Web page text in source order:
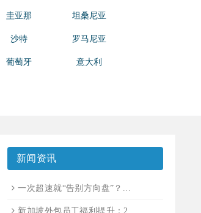
圭亚那 坦桑尼亚
沙特 罗马尼亚
葡萄牙 意大利
新闻资讯
一次超速就“告别方向盘”？...
新加坡外包员工福利提升：2...